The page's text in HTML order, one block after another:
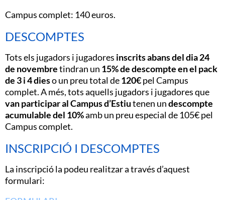
Campus complet: 140 euros.
DESCOMPTES
Tots els jugadors i jugadores inscrits abans del dia 24
de novembretindran un 15% de descompte en el pack
de 3 i 4 dieso un preu total de120€pel Campus
complet. A més, tots aquells jugadors i jugadores que
van participar al Campus d’Estiutenen undescompte
acumulable del 10%amb un preu especial de 105€ pel
Campus complet.
INSCRIPCIÓ I DESCOMPTES
La inscripció la podeu realitzar a través d’aquest
formulari: